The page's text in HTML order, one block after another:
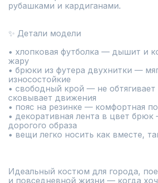
рубашками и кардиганами.
✨ Детали модели
• хлопковая футболка — дышит и
жару
• брюки из футера двухнитки —
износостойкие
• свободный крой — не обтягивает
сковывает движения
• пояс на резинке — комфортная
• декоративная лента в цвет
дорогого образа
• вещи легко носить как вместе,
Идеальный костюм для города,
и повседневной жизни — когда